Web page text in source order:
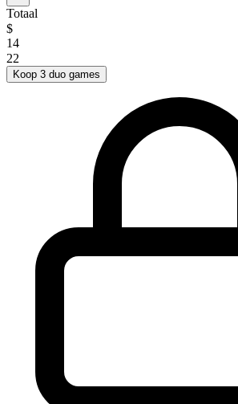
Totaal
$
14
22
Koop 3 duo games